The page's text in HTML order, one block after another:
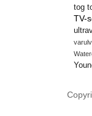
tog
TV-
varulv